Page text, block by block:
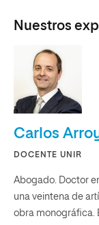
Nuestros
Carlos
DOCENTE UNIR
Abogado. Doctor
una veintena de
obra monográfica.